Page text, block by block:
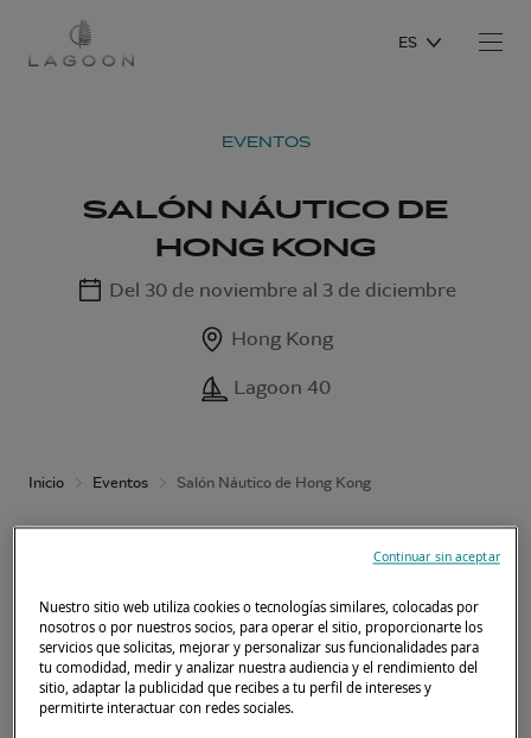
ES
EVENTOS
SALÓN NÁUTICO DE
HONG KONG
Del 30 de noviembre al 3 de diciembre
Hong Kong
Lagoon 40
Inicio Eventos Salón Náutico de Hong Kong
Nuestro sitio web utiliza cookies o tecnologías similares, colocadas por
nosotros o por nuestros socios, para operar el sitio, proporcionarte los
servicios que solicitas, mejorar y personalizar sus funcionalidades para
tu comodidad, medir y analizar nuestra audiencia y el rendimiento del
sitio, adaptar la publicidad que recibes a tu perfil de intereses y
permitirte interactuar con redes sociales.
Continuar sin aceptar